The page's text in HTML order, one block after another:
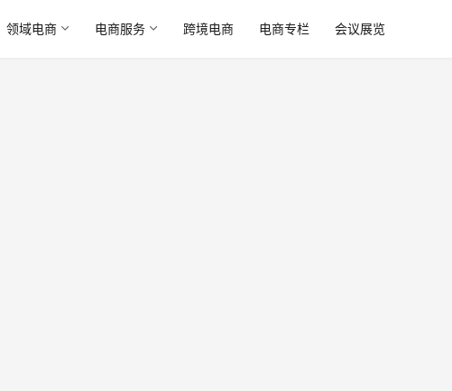
领域电商 电商服务 跨境电商 电商专栏 会议展览